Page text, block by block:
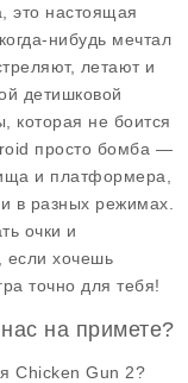
это настоящая
нибудь мечтал
летают и
детишковой
которая не боится
просто бомба —
и платформера,
в разных режимах.
очки и
если хочешь
точно для тебя!
на примете?
Chicken Gun 2?